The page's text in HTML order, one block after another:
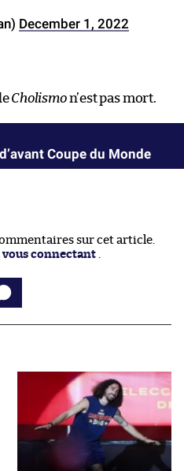
December 1, 2022
Cholismon’est pas mort.
Coupe du Monde
sur cet article.
vous connectant